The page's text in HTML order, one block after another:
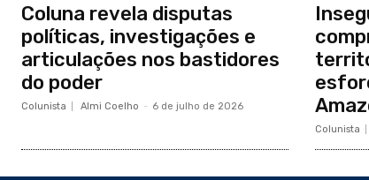
Coluna revela disputas
políticas, investigações e
articulações nos bastidores
do poder
Colunista Almi Coelho - 6 de julho de 2026
Colunista